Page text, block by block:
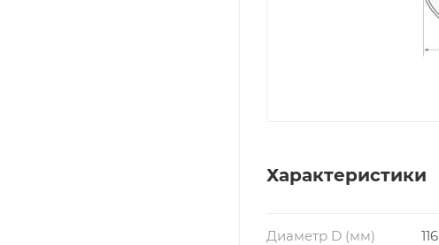
Характеристики
Диаметр D (мм) 116